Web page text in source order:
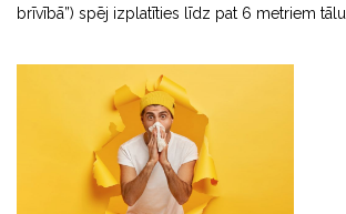
brīvībā”) spēj izplatīties līdz pat 6 metriem tālu.